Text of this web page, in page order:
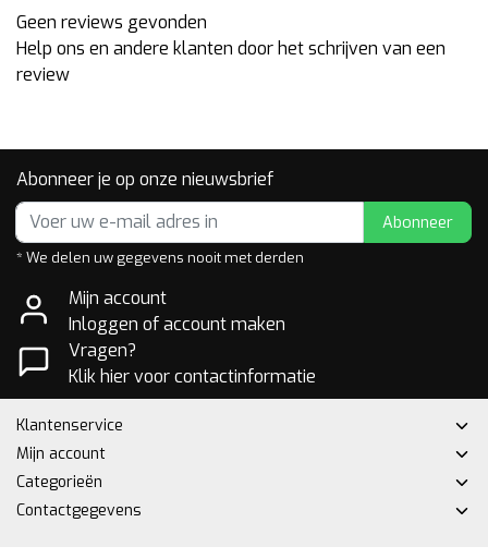
Geen reviews gevonden
Help ons en andere klanten door het schrijven van een
review
Abonneer je op onze nieuwsbrief
Abonneer
* We delen uw gegevens nooit met derden
Mijn account
Inloggen of account maken
Vragen?
Klik hier voor contactinformatie
Klantenservice
Mijn account
Categorieën
Contactgegevens